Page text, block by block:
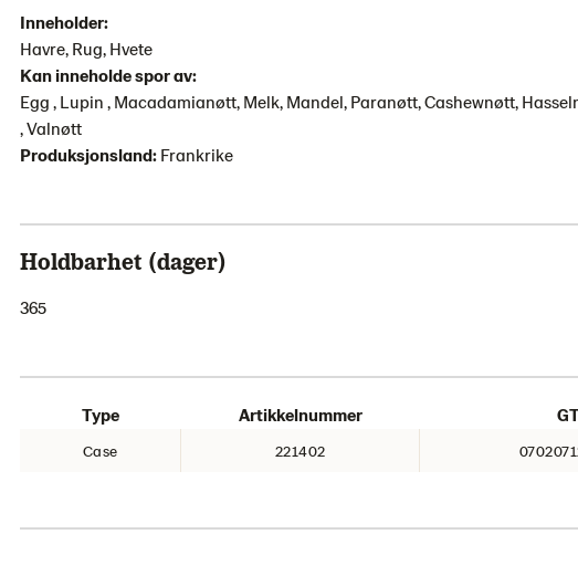
Inneholder:
Havre, Rug, Hvete
Kan inneholde spor av:
Egg , Lupin , Macadamianøtt, Melk, Mandel, Paranøtt, Cashewnøtt,
, Valnøtt
Produksjonsland: Frankrike
Holdbarhet (dager)
365
Type Artikkelnummer
Case 221402